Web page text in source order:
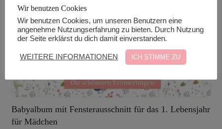
Babyalbum mit Fensterausschnitt für das 1. Lebensjahr
für Mädchen
Wir benutzen Cookies
Wir benutzen Cookies, um unseren Benutzern eine
angenehme Nutzungserfahrung zu bieten. Durch Nutzung
der Seite erklärst du dich damit einverstanden.
WEITERE INFORMATIONEN ICH STIMME ZU